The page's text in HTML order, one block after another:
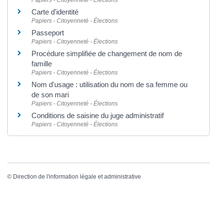
Carte d'identité
Papiers - Citoyenneté - Élections
Passeport
Papiers - Citoyenneté - Élections
Procédure simplifiée de changement de nom de
famille
Papiers - Citoyenneté - Élections
Nom d'usage : utilisation du nom de sa femme ou
de son mari
Papiers - Citoyenneté - Élections
Conditions de saisine du juge administratif
Papiers - Citoyenneté - Élections
© Direction de l'information légale et administrative